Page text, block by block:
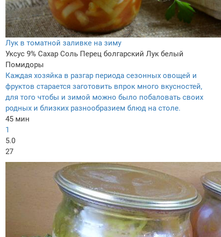
Лук в томатной заливке на зиму
Уксус 9% Сахар Соль Перец болгарский Лук белый
Помидоры
Каждая хозяйка в разгар периода сезонных овощей и
фруктов старается заготовить впрок много вкусностей,
для того чтобы и зимой можно было побаловать своих
родных и близких разнообразием блюд на столе.
45 мин
1
5.0
27